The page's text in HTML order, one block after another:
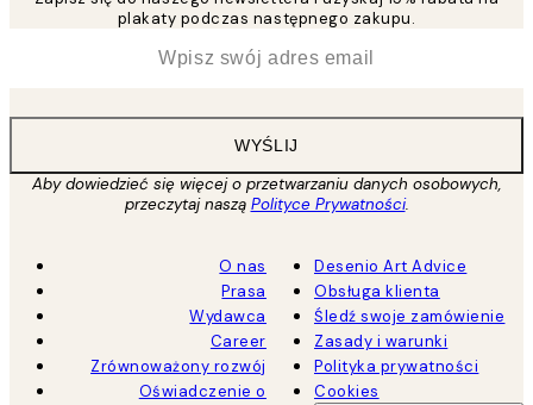
plakaty podczas następnego zakupu.
WYŚLIJ
Aby dowiedzieć się więcej o przetwarzaniu danych osobowych,
przeczytaj naszą Polityce Prywatności.
O nas
Prasa
Wydawca
Career
Zrównoważony rozwój
Oświadczenie o
Desenio Art Advice
Obsługa klienta
Śledź swoje zamówienie
Zasady i warunki
Polityka prywatności
Cookies